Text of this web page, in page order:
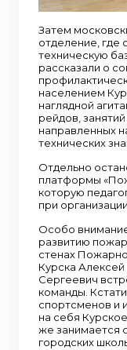
Затем
отделение, где
техническую
рассказали о
населением
наглядной
рейдов,
направленных
технических
Отдельно
платформы
которую
при
Особо
развитию
стенах
Курска
Сергеевич
команды.
спортсменов и
на себя
же занимается
городских